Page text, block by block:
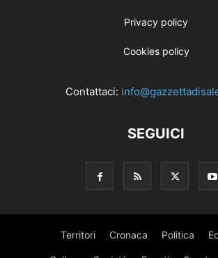
Privacy policy
Cookies policy
Contattaci:
SEGUICI
Territori Cronaca Politica